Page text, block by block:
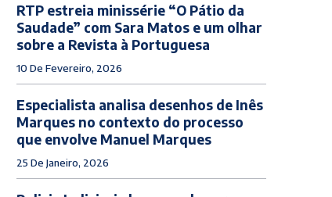
RTP estreia minissérie “O Pátio da
Saudade” com Sara Matos e um olhar
sobre a Revista à Portuguesa
10 De Fevereiro, 2026
Especialista analisa desenhos de Inês
Marques no contexto do processo
que envolve Manuel Marques
25 De Janeiro, 2026